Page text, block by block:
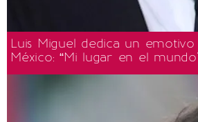
Luis Miguel dedica un
México: “Mi lugar en el